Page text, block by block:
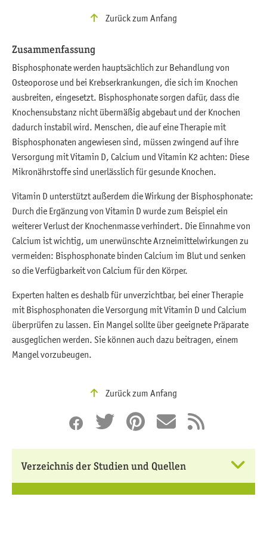
Zurück zum Anfang
Zusammenfassung
Bisphosphonate werden hauptsächlich zur Behandlung von
Osteoporose und bei Krebserkrankungen, die sich im Knochen
ausbreiten, eingesetzt. Bisphosphonate sorgen dafür, dass die
Knochensubstanz nicht übermäßig abgebaut und der Knochen
dadurch instabil wird. Menschen, die auf eine Therapie mit
Bisphosphonaten angewiesen sind, müssen zwingend auf ihre
Versorgung mit Vitamin D, Calcium und Vitamin K2 achten: Diese
Mikronährstoffe sind unerlässlich für gesunde Knochen.
Vitamin D unterstützt außerdem die Wirkung der Bisphosphonate:
Durch die Ergänzung von Vitamin D wurde zum Beispiel ein
weiterer Verlust der Knochenmasse verhindert. Die Einnahme von
Calcium ist wichtig, um unerwünschte Arzneimittelwirkungen zu
vermeiden: Bisphosphonate binden Calcium im Blut und senken
so die Verfügbarkeit von Calcium für den Körper.
Experten halten es deshalb für unverzichtbar, bei einer Therapie
mit Bisphosphonaten die Versorgung mit Vitamin D und Calcium
überprüfen zu lassen. Ein Mangel sollte über geeignete Präparate
ausgeglichen werden. Sie können auch dazu beitragen, einem
Mangel vorzubeugen.
Zurück zum Anfang
Verzeichnis der Studien und Quellen